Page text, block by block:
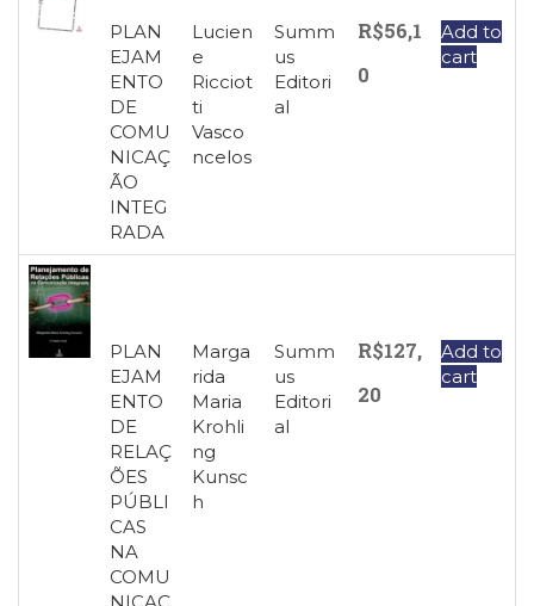
PLAN
EJAM
ENTO
DE
COMU
NICAÇ
ÃO
INTEG
RADA
Lucien
e
Ricciot
ti
Vasco
ncelos
Summ
us
Editori
al
R$56,1
0
Add to
cart
PLAN
EJAM
ENTO
DE
RELAÇ
ÕES
PÚBLI
CAS
NA
COMU
Marga
rida
Maria
Krohli
ng
Kunsc
h
Summ
us
Editori
al
R$127,
20
Add to
cart